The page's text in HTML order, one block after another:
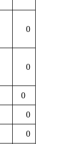
0
0
0
0
0